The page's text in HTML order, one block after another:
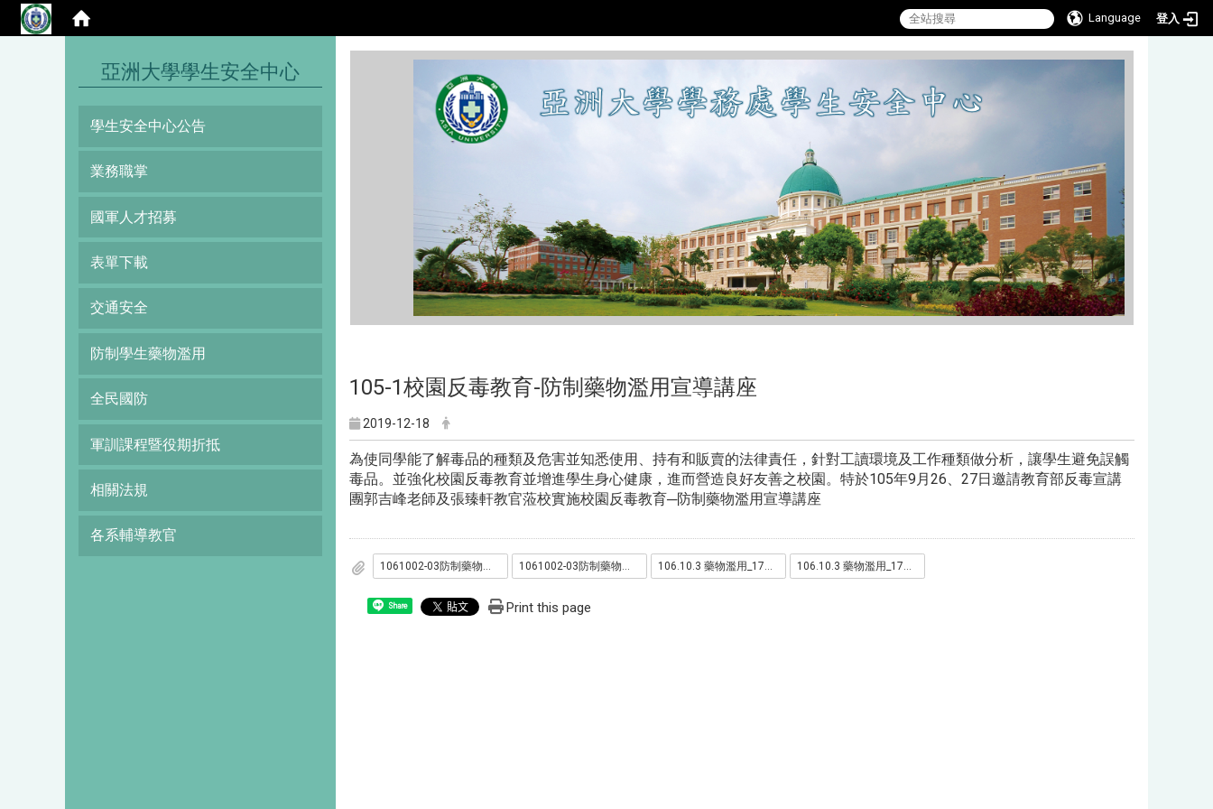
Language 登入
亞洲大學學生安全中心
學生安全中心公告
業務職掌
國軍人才招募
表單下載
交通安全
防制學生藥物濫用
全民國防
軍訓課程暨役期折抵
相關法規
各系輔導教官
105-1校園反毒教育-防制藥物濫用宣導講座
2019-12-18
為使同學能了解毒品的種類及危害並知悉使用、持有和販賣的法律責任，針對工讀環境及工作種類做分析，讓學生避免誤觸
毒品。並強化校園反毒教育並增進學生身心健康，進而營造良好友善之校園。特於105年9月26、27日邀請教育部反毒宣講
團郭吉峰老師及張臻軒教官蒞校實施校園反毒教育─防制藥物濫用宣導講座
1061002-03防制藥物濫用宣導_171012_0016.jpg 1061002-03防制藥物濫用宣導_171012_0046.jpg 106.10.3 藥物濫用_171012_0030.jpg 106.10.3 藥物濫用_171012_0037.jpg
Share Print this page